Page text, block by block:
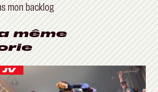
mon backlog
même